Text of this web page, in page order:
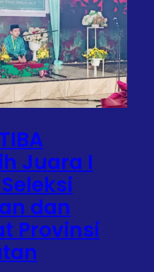
Juara I
dan
Provinsi